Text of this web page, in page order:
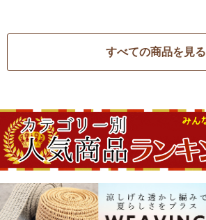
すべての商品を見る